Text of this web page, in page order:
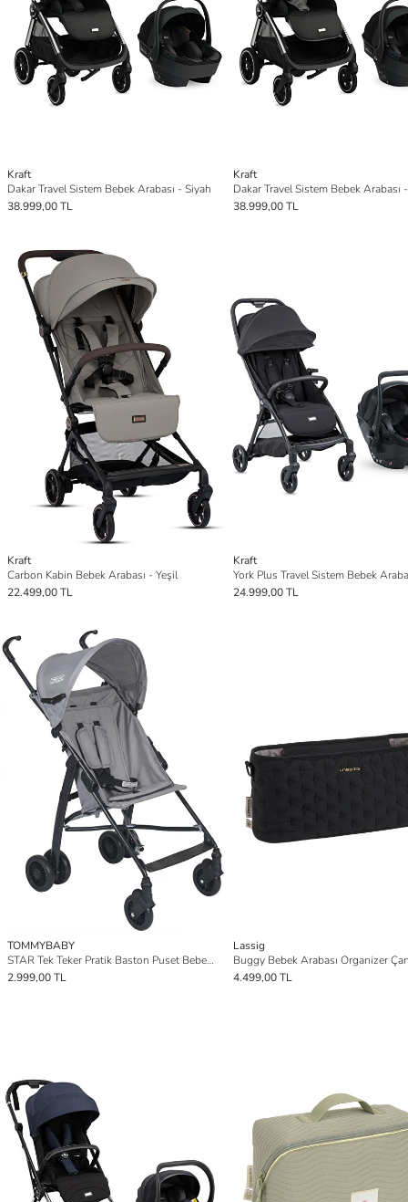
Kraft
Dakar Travel Sistem Bebek Arabası - Siyah
38.999,00 TL
Kraft
Dakar Travel Sistem Bebek Arabası
38.999,00 TL
Kraft
Carbon Kabin Bebek Arabası - Yeşil
22.499,00 TL
Kraft
24.999,00 TL
TOMMYBABY
STAR Tek Teker Pratik Baston Puset Bebek Arabası Çocuk Arabası
2.999,00 TL
Lassig
4.499,00 TL